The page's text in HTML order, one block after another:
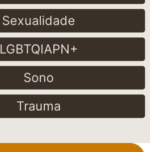
Sexualidade
LGBTQIAPN+
Sono
Trauma